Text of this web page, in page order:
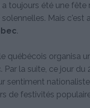
toujours été une fête
Mais c'est
.
québécois organisa
la suite, ce jour
sentiment
de festivités